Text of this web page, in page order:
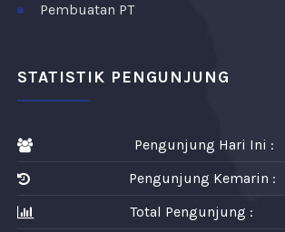
Pembuatan PT
STATISTIK PENGUNJUNG
Pengunjung Hari Ini :
Pengunjung Kemarin :
Total Pengunjung :